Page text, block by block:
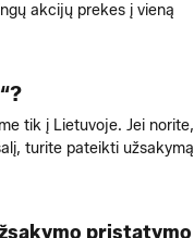
akcijų prekes į vieną
tik į Lietuvoje. Jei norite,
turite pateikti užsakymą
pristatymo